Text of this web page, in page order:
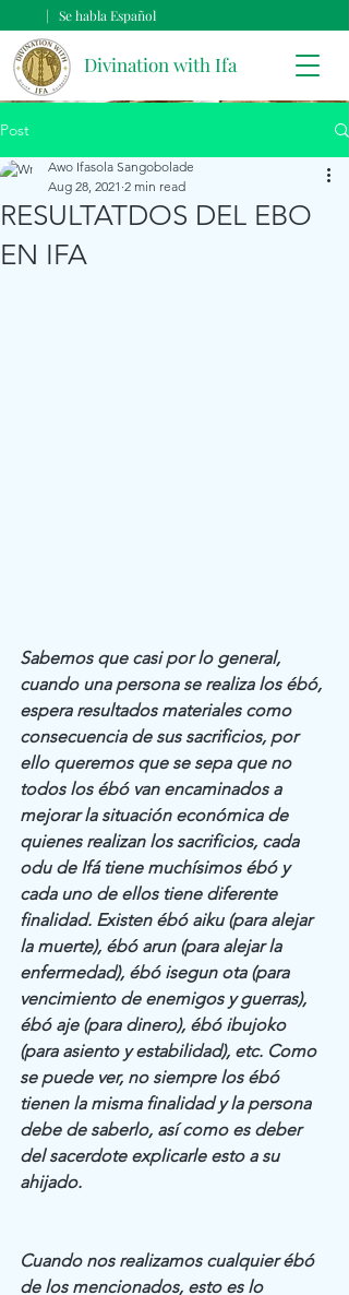
Divination with Ifa
| Se habla Español
Post
RESULTATDOS DEL EBO
EN IFA
Awo Ifasola Sangobolade
Aug 28, 2021 2 min read
Sabemos que casi por lo general,
cuando una persona se realiza los ébó,
espera resultados materiales como
consecuencia de sus sacrificios, por
ello queremos que se sepa que no
todos los ébó van encaminados a
mejorar la situación económica de
quienes realizan los sacrificios, cada
odu de Ifá tiene muchísimos ébó y
cada uno de ellos tiene diferente
finalidad. Existen ébó aiku (para alejar
la muerte), ébó arun (para alejar la
enfermedad), ébó isegun ota (para
vencimiento de enemigos y guerras),
ébó aje (para dinero), ébó ibujoko
(para asiento y estabilidad), etc. Como
se puede ver, no siempre los ébó
tienen la misma finalidad y la persona
debe de saberlo, así como es deber
del sacerdote explicarle esto a su
ahijado.
Cuando nos realizamos cualquier ébó
de los mencionados, esto es lo